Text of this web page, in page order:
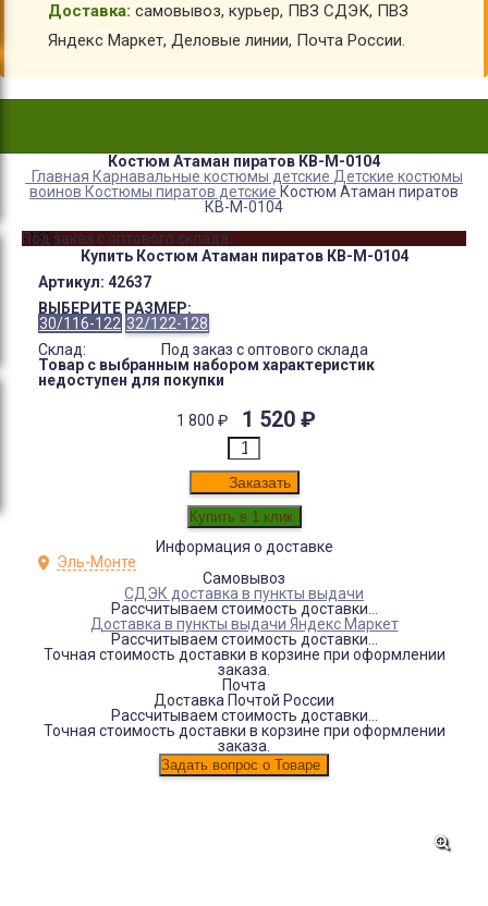
Доставка: самовывоз, курьер, ПВЗ СДЭК, ПВЗ
Яндекс Маркет, Деловые линии, Почта России.
Костюм Атаман пиратов КВ-M-0104
Главная Карнавальные костюмы детские Детские костюмы
воинов Костюмы пиратов детские Костюм Атаман пиратов
КВ-M-0104
-16%
Под заказ с оптового склада
Купить Костюм Атаман пиратов КВ-M-0104
Артикул: 42637
ВЫБЕРИТЕ РАЗМЕР:
30/116-122 32/122-128
Склад:
Под заказ с оптового склада
Товар с выбранным набором характеристик
недоступен для покупки
1 800 ₽ 1 520 ₽
Заказать
Информация о доставке
Эль-Монте
Самовывоз
СДЭК доставка в пункты выдачи
Рассчитываем стоимость доставки...
Доставка в пункты выдачи Яндекс Маркет
Рассчитываем стоимость доставки...
Точная стоимость доставки в корзине при оформлении
заказа.
Почта
Доставка Почтой России
Рассчитываем стоимость доставки...
Точная стоимость доставки в корзине при оформлении
заказа.